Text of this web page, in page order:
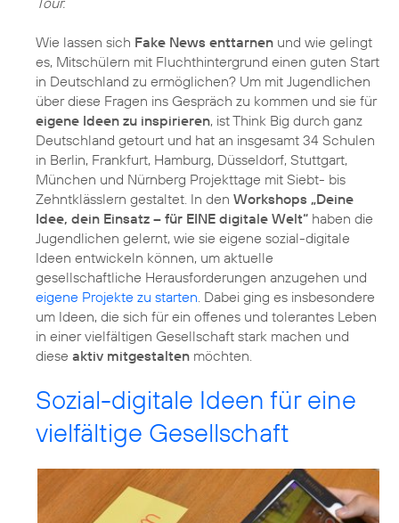
Wie lassen sich Fake News enttarnen und wie gelingt
es, Mitschülern mit Fluchthintergrund einen guten Start
in Deutschland zu ermöglichen? Um mit Jugendlichen
über diese Fragen ins Gespräch zu kommen und sie für
eigene Ideen zu inspirieren, ist Think Big durch ganz
Deutschland getourt und hat an insgesamt 34 Schulen
in Berlin, Frankfurt, Hamburg, Düsseldorf, Stuttgart,
München und Nürnberg Projekttage mit Siebt- bis
Zehntklässlern gestaltet. In den Workshops „Deine
Idee, dein Einsatz – für EINE digitale Welt“ haben die
Jugendlichen gelernt, wie sie eigene sozial-digitale
Ideen entwickeln können, um aktuelle
gesellschaftliche Herausforderungen anzugehen und
eigene Projekte zu starten . Dabei ging es insbesondere
um Ideen, die sich für ein offenes und tolerantes Leben
in einer vielfältigen Gesellschaft stark machen und
diese aktiv mitgestalten möchten.
Sozial-digitale Ideen für eine
vielfältige Gesellschaft